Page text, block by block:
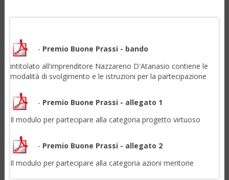
- Premio Buone Prassi - bando
intitolato all'imprenditore Nazzareno D'Atanasio contiene le
modalità di svolgimento e le istruzioni per la partecipazione
- Premio Buone Prassi - allegato 1
Il modulo per partecipare alla categoria progetto virtuoso
- Premio Buone Prassi - allegato 2
Il modulo per partecipare alla categoria azioni meritorie